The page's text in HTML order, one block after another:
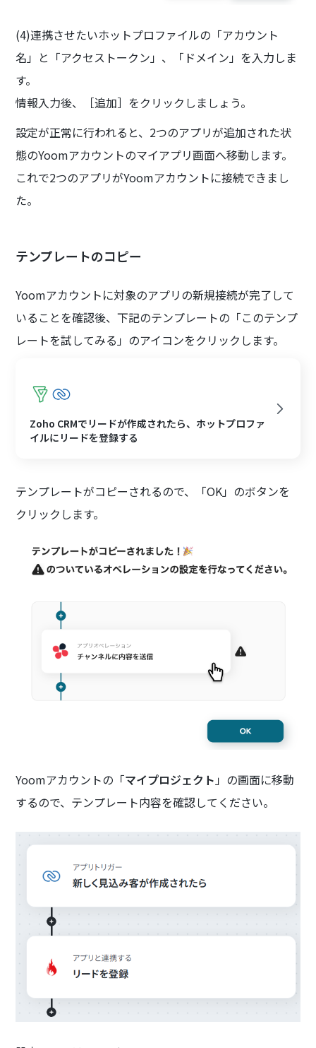
(4)連携させたいホットプロファイルの「アカウント
名」と「アクセストークン」、「ドメイン」を入力しま
す。
情報入力後、［追加］をクリックしましょう。
設定が正常に行われると、2つのアプリが追加された状
態のYoomアカウントのマイアプリ画面へ移動します。
これで2つのアプリがYoomアカウントに接続できまし
た。
テンプレートのコピー
Yoomアカウントに対象のアプリの新規接続が完了して
いることを確認後、下記のテンプレートの「このテンプ
レートを試してみる」のアイコンをクリックします。
Zoho CRMでリードが作成されたら、ホットプロファ
イルにリードを登録する
テンプレートがコピーされるので、「OK」のボタンを
クリックします。
Yoomアカウントの「マイプロジェクト 」の画面に移動
するので、テンプレート内容を確認してください。